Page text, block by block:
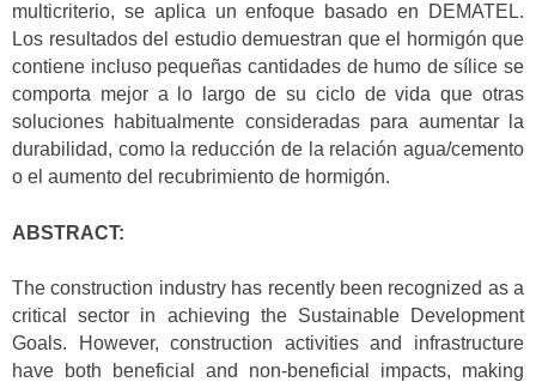
multicriterio, se aplica un enfoque basado en DEMATEL.
Los resultados del estudio demuestran que el hormigón que
contiene incluso pequeñas cantidades de humo de sílice se
comporta mejor a lo largo de su ciclo de vida que otras
soluciones habitualmente consideradas para aumentar la
durabilidad, como la reducción de la relación agua/cemento
o el aumento del recubrimiento de hormigón.
ABSTRACT:
The construction industry has recently been recognized as a
critical sector in achieving the Sustainable Development
Goals. However, construction activities and infrastructure
have both beneficial and non-beneficial impacts, making